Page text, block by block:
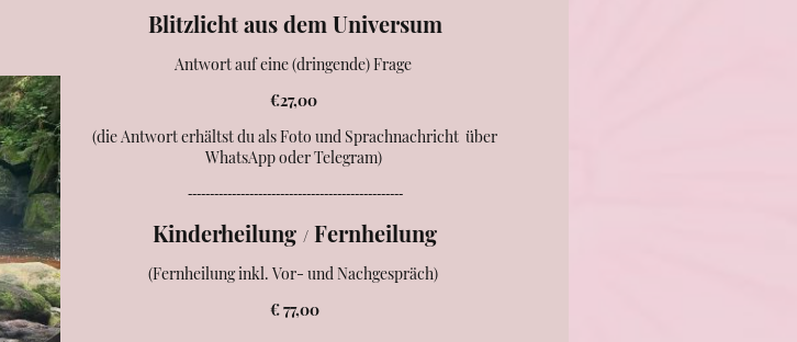
Blitzlicht aus dem Universum
Antwort auf eine (dringende) Frage
€27,00
(die Antwort erhältst du als Foto und Sprachnachricht über
WhatsApp oder Telegram)
-------------------------------------------------
Kinderheilung / Fernheilung
(Fernheilung inkl. Vor- und Nachgespräch)
€ 77,00